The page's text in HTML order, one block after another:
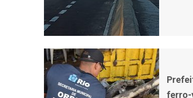
ferro-